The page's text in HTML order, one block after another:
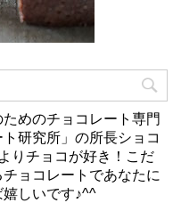
めのチョコレート専門
研究所」の所長ショコ
りチョコが好き！こだ
ョコレートであなたに
しいです♪^^